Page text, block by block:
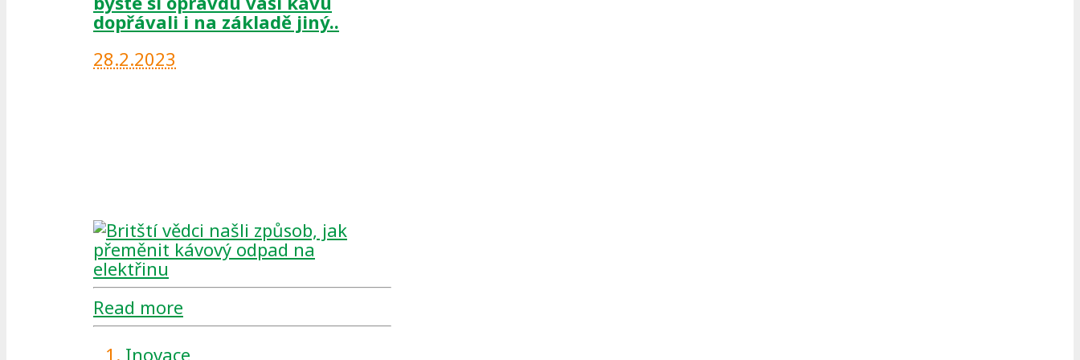
dopřávali i na základě jiný..
28.2.2023
Read more
Inovace